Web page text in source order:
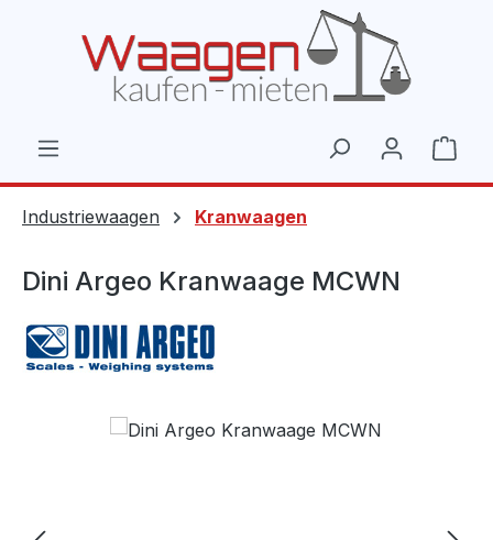
Industriewaagen Kranwaagen
Dini Argeo Kranwaage MCWN
Bildergalerie überspringen